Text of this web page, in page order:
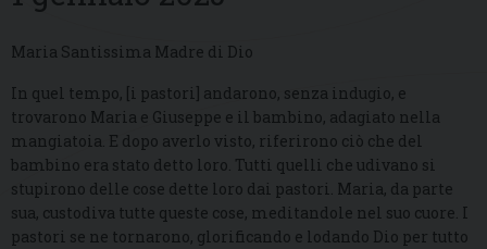
Maria Santissima Madre di Dio
In quel tempo, [i pastori] andarono, senza indugio, e
trovarono Maria e Giuseppe e il bambino, adagiato nella
mangiatoia. E dopo averlo visto, riferirono ciò che del
bambino era stato detto loro. Tutti quelli che udivano si
stupirono delle cose dette loro dai pastori. Maria, da parte
sua, custodiva tutte queste cose, meditandole nel suo cuore. I
pastori se ne tornarono, glorificando e lodando Dio per tutto